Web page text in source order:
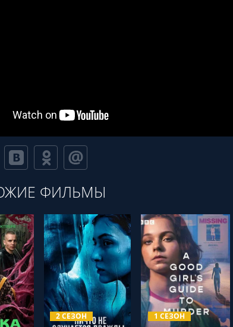
ФИЛЬМЫ
2 СЕЗОН
СМОТРЕТЬ ОНЛАЙН
1 СЕЗОН
СМОТРЕТЬ ОНЛАЙН